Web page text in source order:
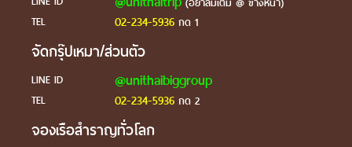
TEL
02-234-5936กด 1
จัดกรุ๊ปเหมา/ส่วนตัว
LINE ID @unithaibiggroup
TEL 02-234-5936กด 2
จองเรือสำราญทั่วโลก